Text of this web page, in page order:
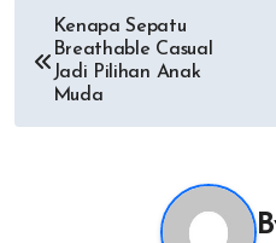
Post
navigation
Kenapa Sepatu
Breathable Casual
Jadi Pilihan Anak
Muda